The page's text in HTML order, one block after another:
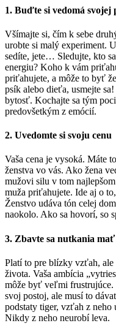
1. Buďte si vedomá
Všímajte si, čím k sebe
urobte si malý experiment.
sedíte, jete… Sledujte, kto
energiu? Koho k vám
priťahujete, a môže to byť
psík alebo dieťa, usmejte
bytosť. Kochajte sa tým
predovšetkým z emócií.
2. Uvedomte si svoju cenu
Vaša cena je vysoká. Máte
ženstva vo vás. Ako žena
mužovi silu v tom
muža priťahujete. Ide aj o
Ženstvo udáva tón celej
naokolo. Ako sa hovorí, so
3. Zbavte sa nutkania
Platí to pre blízky vzťah,
života. Vaša ambícia
môže byť veľmi frustrujúce.
svoj postoj, ale musí to
podstaty tiger, vzťah z neho
Nikdy z neho neurobí leva.